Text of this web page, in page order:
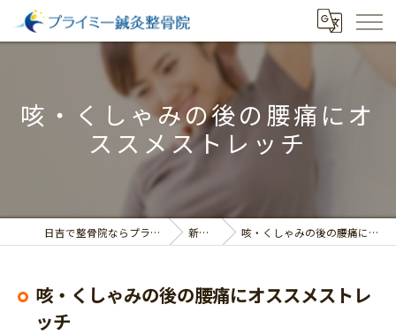
咳・くしゃみの後の腰痛にオ
ススメストレッチ
日吉で整骨院ならプライミー鍼灸整骨院 新着情報 咳・くしゃみの後の腰痛にオススメストレッチ
咳・くしゃみの後の腰痛にオススメストレ
ッチ